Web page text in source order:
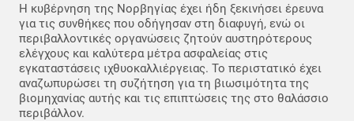
Η κυβέρνηση της Νορβηγίας έχει ήδη ξεκινήσει έρευνα
για τις συνθήκες που οδήγησαν στη διαφυγή, ενώ οι
περιβαλλοντικές οργανώσεις ζητούν αυστηρότερους
ελέγχους και καλύτερα μέτρα ασφαλείας στις
εγκαταστάσεις ιχθυοκαλλιέργειας. Το περιστατικό έχει
αναζωπυρώσει τη συζήτηση για τη βιωσιμότητα της
βιομηχανίας αυτής και τις επιπτώσεις της στο θαλάσσιο
περιβάλλον.